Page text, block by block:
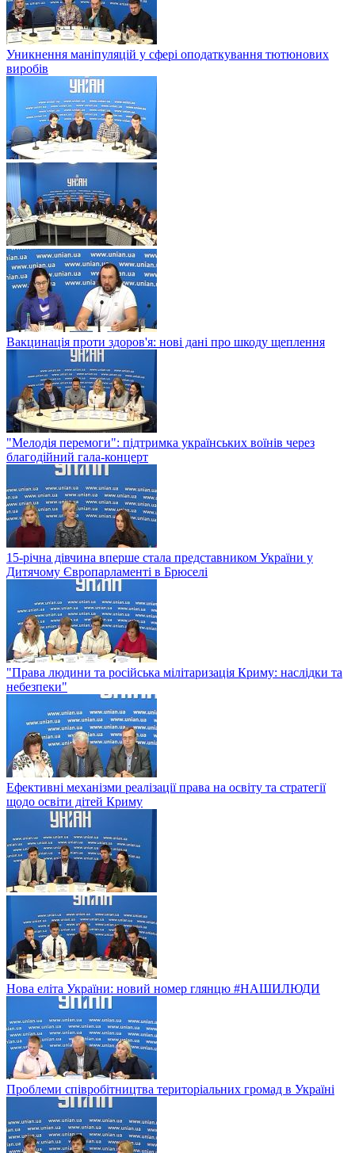
Уникнення маніпуляцій у сфері оподаткування тютюнових
виробів
Вакцинація проти здоров'я: нові дані про шкоду щеплення
"Мелодія перемоги": підтримка українських воїнів через
благодійний гала-концерт
15-річна дівчина вперше стала представником України у
Дитячому Європарламенті в Брюселі
"Права людини та російська мілітаризація Криму: наслідки та
небезпеки"
Ефективні механізми реалізації права на освіту та стратегії
щодо освіти дітей Криму
Нова еліта України: новий номер глянцю #НАШИЛЮДИ
Проблеми співробітництва територіальних громад в Україні